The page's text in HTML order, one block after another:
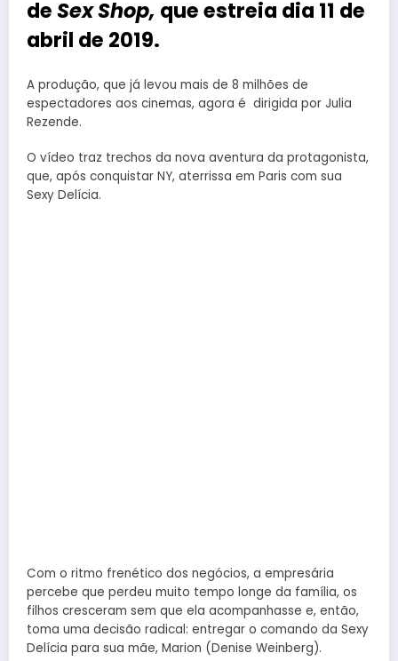
deSex Shop, que estreia dia 11 de
abril de 2019.
A produção, que já levou mais de 8 milhões de
espectadores aos cinemas, agora é dirigida por Julia
Rezende.
O vídeo traz trechos da nova aventura da protagonista,
que, após conquistar NY, aterrissa em Paris com sua
Sexy Delícia.
Com o ritmo frenético dos negócios, a empresária
percebe que perdeu muito tempo longe da família, os
filhos cresceram sem que ela acompanhasse e, então,
toma uma decisão radical: entregar o comando da Sexy
Delícia para sua mãe, Marion (Denise Weinberg).